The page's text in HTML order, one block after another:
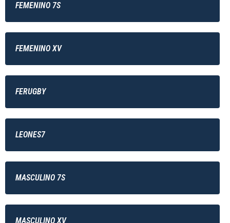
FEMENINO 7S
FEMENINO XV
FERUGBY
LEONES7
MASCULINO 7S
MASCULINO XV